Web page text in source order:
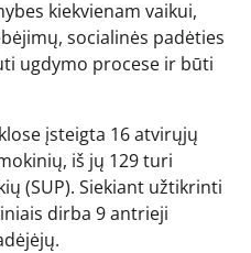
kiekvienam vaikui,
socialinės padėties
ugdymo procese ir būti
įsteigta 16 atvirųjų
iš jų 129 turi
(SUP). Siekiant užtikrinti
dirba 9 antrieji